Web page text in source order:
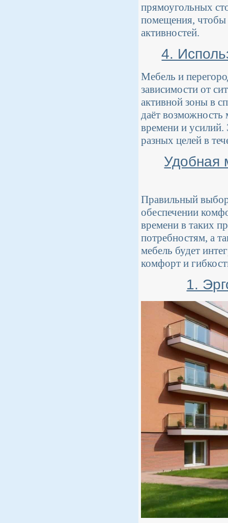
прямоугольных
помещения, чтобы
активностей.
4.
Мебель и
зависимости от
активной зоны в
даёт возможность
времени и усилий.
разных целей в
Удобная
Правильный
обеспечении
времени в таких
потребностям, а
мебель будет
комфорт и
1.